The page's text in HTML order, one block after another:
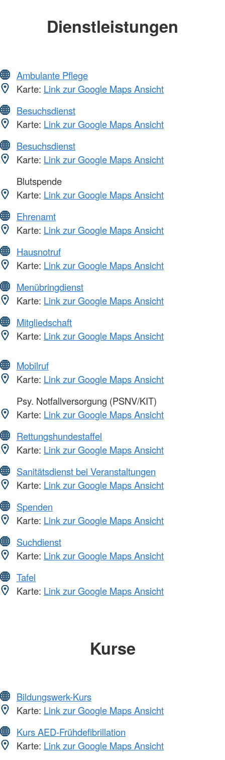
Dienstleistungen
Ambulante Pflege
Karte: Link zur Google Maps Ansicht
Besuchsdienst
Karte: Link zur Google Maps Ansicht
Besuchsdienst
Karte: Link zur Google Maps Ansicht
Blutspende
Karte: Link zur Google Maps Ansicht
Ehrenamt
Karte: Link zur Google Maps Ansicht
Hausnotruf
Karte: Link zur Google Maps Ansicht
Menübringdienst
Karte: Link zur Google Maps Ansicht
Mitgliedschaft
Karte: Link zur Google Maps Ansicht
Mobilruf
Karte: Link zur Google Maps Ansicht
Psy. Notfallversorgung (PSNV/KIT)
Karte: Link zur Google Maps Ansicht
Rettungshundestaffel
Karte: Link zur Google Maps Ansicht
Sanitätsdienst bei Veranstaltungen
Karte: Link zur Google Maps Ansicht
Spenden
Karte: Link zur Google Maps Ansicht
Suchdienst
Karte: Link zur Google Maps Ansicht
Tafel
Karte: Link zur Google Maps Ansicht
Kurse
Bildungswerk-Kurs
Karte: Link zur Google Maps Ansicht
Kurs AED-Frühdefibrillation
Karte: Link zur Google Maps Ansicht